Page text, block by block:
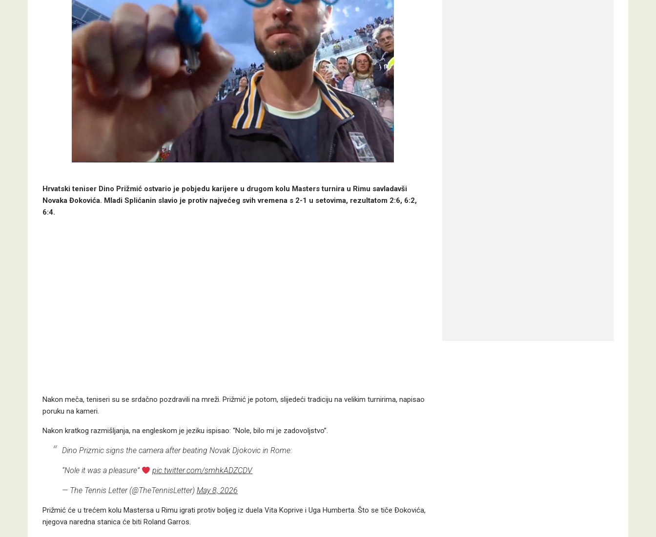
Hrvatski teniser Dino Prižmić ostvario je pobjedu karijere u drugom kolu Masters turnira u Rimu savladavši
Novaka Đokovića. Mladi Splićanin slavio je protiv najvećeg svih vremena s 2-1 u setovima, rezultatom 2:6, 6:2,
6:4.
Nakon meča, teniseri su se srdačno pozdravili na mreži. Prižmić je potom, slijedeći tradiciju na velikim turnirima, napisao
poruku na kameri.
Nakon kratkog razmišljanja, na engleskom je jeziku ispisao: “Nole, bilo mi je zadovoljstvo”.
Dino Prizmic signs the camera after beating Novak Djokovic in Rome:
“Nole it was a pleasure” pic.twitter.com/smhkADZCDV
— The Tennis Letter (@TheTennisLetter) May 8, 2026
Prižmić će u trećem kolu Mastersa u Rimu igrati protiv boljeg iz duela Vita Koprive i Uga Humberta. Što se tiče Đokovića,
njegova naredna stanica će biti Roland Garros.